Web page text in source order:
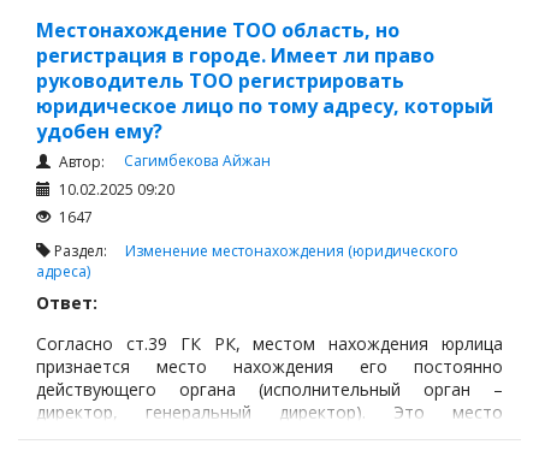
раз, как в пределах одного населенного пункта, так и
между различными регионами страны.
Местонахождение ТОО область, но
регистрация в городе. Имеет ли право
руководитель ТОО регистрировать
юридическое лицо по тому адресу, который
удобен ему?
Автор:
Сагимбекова Айжан
10.02.2025 09:20
1647
Раздел: Изменение местонахождения (юридического
адреса)
Ответ:
Согласно ст.39 ГК РК, местом нахождения юрлица
признается место нахождения его постоянно
действующего органа (исполнительный орган –
директор, генеральный директор). Это место
указывается в учредительных документах юрлица с